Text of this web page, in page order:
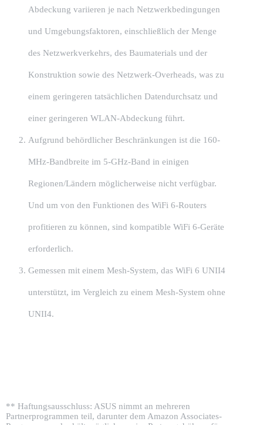
Abdeckung variieren je nach Netzwerkbedingungen
und Umgebungsfaktoren, einschließlich der Menge
des Netzwerkverkehrs, des Baumaterials und der
Konstruktion sowie des Netzwerk-Overheads, was zu
einem geringeren tatsächlichen Datendurchsatz und
einer geringeren WLAN-Abdeckung führt.
Aufgrund behördlicher Beschränkungen ist die 160-
MHz-Bandbreite im 5-GHz-Band in einigen
Regionen/Ländern möglicherweise nicht verfügbar.
Und um von den Funktionen des WiFi 6-Routers
profitieren zu können, sind kompatible WiFi 6-Geräte
erforderlich.
Gemessen mit einem Mesh-System, das WiFi 6 UNII4
unterstützt, im Vergleich zu einem Mesh-System ohne
UNII4.
** Haftungsausschluss: ASUS nimmt an mehreren
Partnerprogrammen teil, darunter dem Amazon Associates-